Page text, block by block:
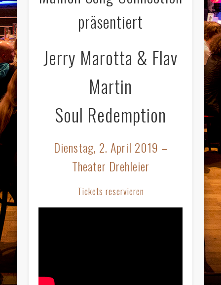
präsentiert
Jerry Marotta & Flav
Martin
Soul Redemption
Dienstag, 2. April 2019 –
Theater Drehleier
Tickets reservieren